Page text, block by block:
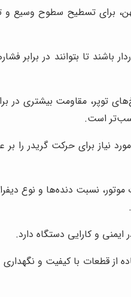
برای تسطیح سطوح وسیع و
باشند تا بتوانند در
توپر، مقاومت بیشتری در
است.
نیاز برای حرکت گریدر را بر
نسبت دنده‌ها و نوع
و کارایی دستگاه دارد.
از قطعات با کیفیت و